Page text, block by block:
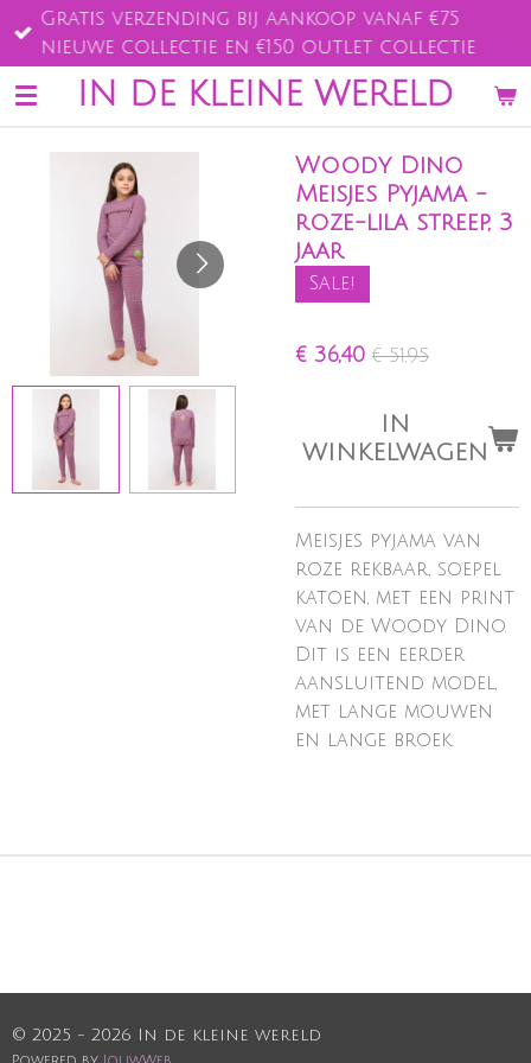
Ga
direct
naar
de
IN DE KLEINE WERELD
Gratis verzending bij aankoop vanaf €75
nieuwe collectie en €150 outlet collectie
Woody Dino
Meisjes Pyjama -
roze-lila streep, 3
jaar
Sale!
€ 36,40 € 51,95
IN
WINKELWAGEN
Meisjes pyjama van
roze rekbaar, soepel
katoen, met een print
van de Woody Dino.
Dit is een eerder
aansluitend model,
met lange mouwen
en lange broek.
© 2025 - 2026 In de kleine wereld